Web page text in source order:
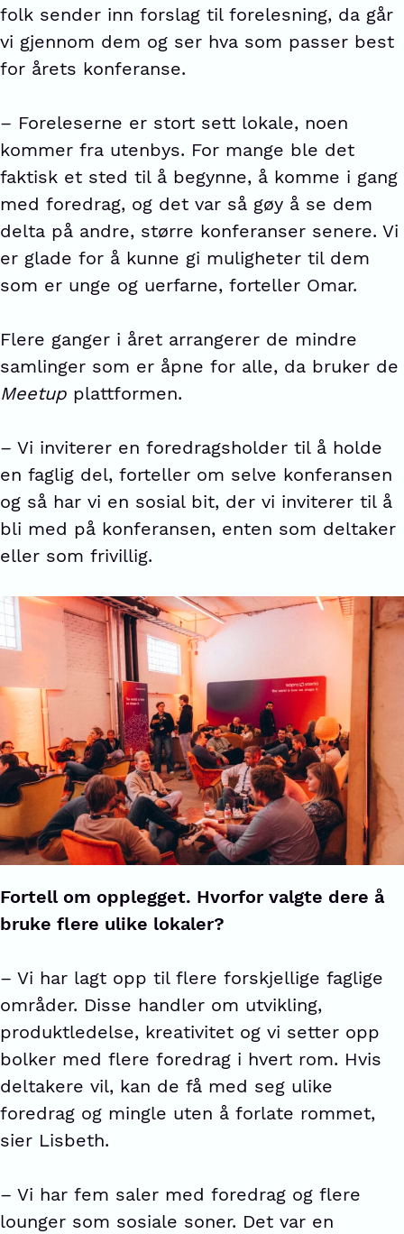
folk sender inn forslag til forelesning, da går
vi gjennom dem og ser hva som passer best
for årets konferanse.
– Foreleserne er stort sett lokale, noen
kommer fra utenbys. For mange ble det
faktisk et sted til å begynne, å komme i gang
med foredrag, og det var så gøy å se dem
delta på andre, større konferanser senere. Vi
er glade for å kunne gi muligheter til dem
som er unge og uerfarne, forteller Omar.
Flere ganger i året arrangerer de mindre
samlinger som er åpne for alle, da bruker de
Meetup plattformen.
– Vi inviterer en foredragsholder til å holde
en faglig del, forteller om selve konferansen
og så har vi en sosial bit, der vi inviterer til å
bli med på konferansen, enten som deltaker
eller som frivillig.
Fortell om opplegget. Hvorfor valgte dere å
bruke flere ulike lokaler?
– Vi har lagt opp til flere forskjellige faglige
områder. Disse handler om utvikling,
produktledelse, kreativitet og vi setter opp
bolker med flere foredrag i hvert rom. Hvis
deltakere vil, kan de få med seg ulike
foredrag og mingle uten å forlate rommet,
sier Lisbeth.
– Vi har fem saler med foredrag og flere
lounger som sosiale soner. Det var en